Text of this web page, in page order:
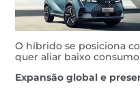
O híbrido se posiciona
quer aliar baixo
Expansão global e